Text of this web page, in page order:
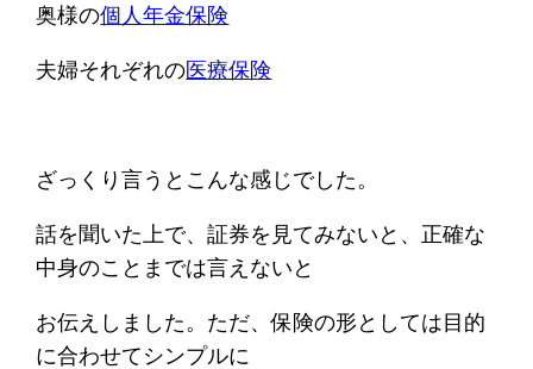
奥様の個人年金保険
夫婦それぞれの医療保険
ざっくり言うとこんな感じでした。
話を聞いた上で、証券を見てみないと、正確な
中身のことまでは言えないと
お伝えしました。ただ、保険の形としては目的
に合わせてシンプルに